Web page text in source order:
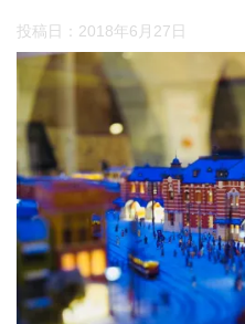
投稿日： 2018年6月27日